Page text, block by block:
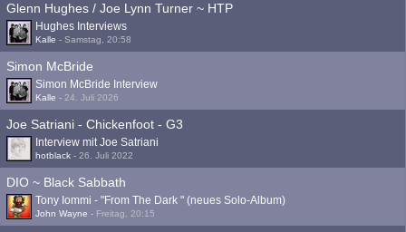
Glenn Hughes / Joe Lynn Turner ~ HTP
Hughes Interviews
Kalle - Samstag, 20:58
Simon McBride
Simon McBride Interview
Kalle - 24. Juli 2026
Joe Satriani - Chickenfoot - G3
Interview mit Joe Satriani
hotblack - 26. Juli 2022
DIO ~ Black Sabbath
Tony Iommi - "From The Dark " (neues Solo-Album)
John Wayne - Freitag, 20:15